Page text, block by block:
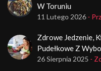
W Toruniu
11 Lutego 2026 -
Zdrowe Jedzenie,
Pudełkowe Z
26 Sierpnia 2025 -